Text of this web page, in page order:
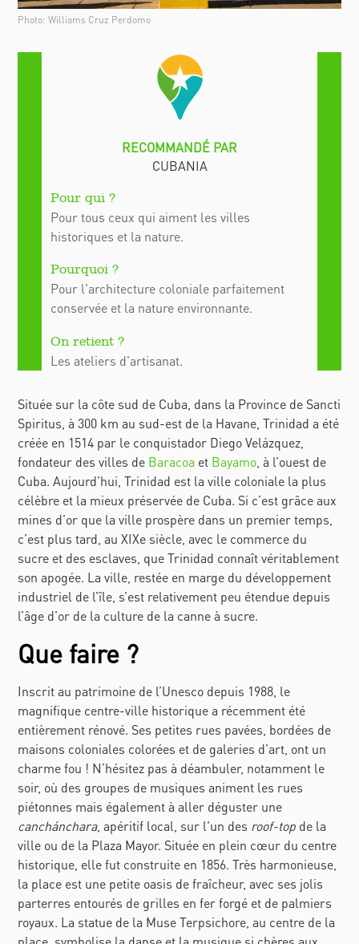
Photo: Williams Cruz Perdomo
Pour tous ceux qui aiment les villes
historiques et la nature.
Pour l'architecture coloniale parfaitement
conservée et la nature environnante.
Les ateliers d'artisanat.
Située sur la côte sud de Cuba, dans la Province de Sancti
Spiritus , à 300 km au sud-est de la Havane, Trinidad a été
créée en 1514 par le conquistador Diego Velázquez,
fondateur des villes de Baracoa et Bayamo , à l’ouest de
Cuba.Aujourd’hui,Trinidad est la ville coloniale la plus
célèbre et la mieux préservée de Cuba. Si c’est grâce aux
mines d’or que la ville prospère dans un premier temps,
c’est plus tard, au XIXe siècle, avec le commerce du
sucre et des esclaves, que Trinidad connaît véritablement
son apogée. La ville, restée en marge du développement
industriel de l’île, s’est relativement peu étendue depuis
l’âge d’or de la culture de la canne à sucre.
Que faire ?
Inscrit au patrimoine de l’Unesco depuis 1988, le
magnifique centre-ville historique a récemment été
entièrement rénové. Ses petites rues pavées, bordées de
maisons coloniales colorées et de galeries d’art, ont un
charme fou ! N’hésitez pas à déambuler, notamment le
soir, où des groupes de musiques animent les rues
piétonnes mais également à aller déguster une
canchánchara, apéritif local, sur l'un des roof-top de la
ville ou de la Plaza Mayor. Située en plein cœur du centre
historique, elle fut construite en 1856. Très harmonieuse,
la place est une petite oasis de fraîcheur, avec ses jolis
parterres entourés de grilles en fer forgé et de palmiers
royaux. La statue de la Muse Terpsichore, au centre de la